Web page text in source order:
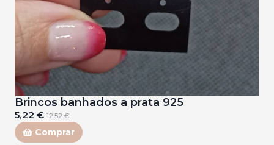
Brincos banhados a prata 925
5,22 € 12,52 €
Comprar